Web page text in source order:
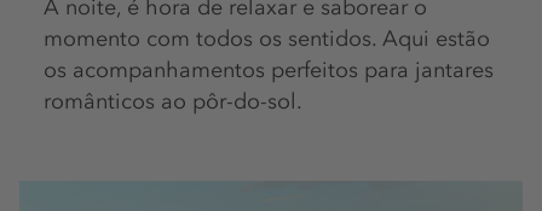
À noite, é hora de relaxar e saborear o
momento com todos os sentidos. Aqui estão
os acompanhamentos perfeitos para jantares
românticos ao pôr-do-sol.